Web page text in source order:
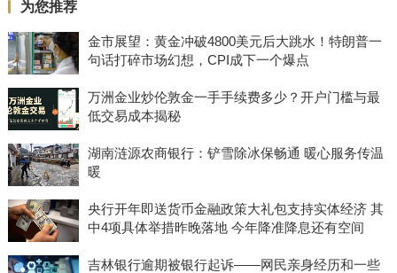
为您推荐
金市展望：黄金冲破4800美元后大跳水！特朗普一
句话打碎市场幻想，CPI成下一个爆点
万洲金业炒伦敦金一手手续费多少？开户门槛与最
低交易成本揭秘
湖南涟源农商银行：铲雪除冰保畅通 暖心服务传温
暖
央行开年即送货币金融政策大礼包支持实体经济 其
中4项具体举措昨晚落地 今年降准降息还有空间
吉林银行逾期被银行起诉——网民亲身经历和一些